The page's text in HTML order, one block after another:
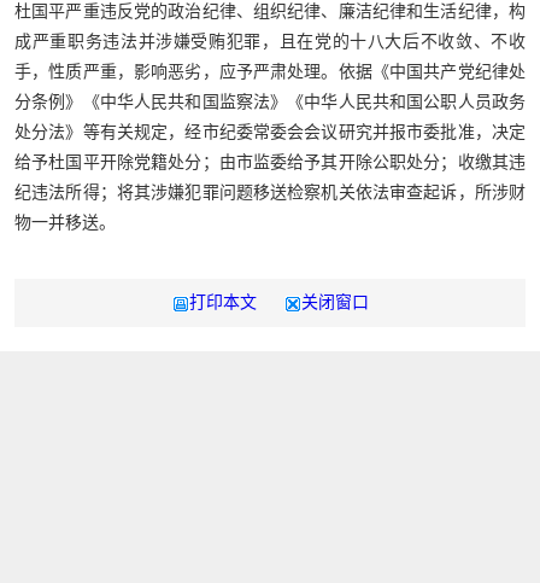
杜国平严重违反党的政治纪律、组织纪律、廉洁纪律和生活纪律，构
成严重职务违法并涉嫌受贿犯罪，且在党的十八大后不收敛、不收
手，性质严重，影响恶劣，应予严肃处理。依据《中国共产党纪律处
分条例》《中华人民共和国监察法》《中华人民共和国公职人员政务
处分法》等有关规定，经市纪委常委会会议研究并报市委批准，决定
给予杜国平开除党籍处分；由市监委给予其开除公职处分；收缴其违
纪违法所得；将其涉嫌犯罪问题移送检察机关依法审查起诉，所涉财
物一并移送。
打印本文 关闭窗口